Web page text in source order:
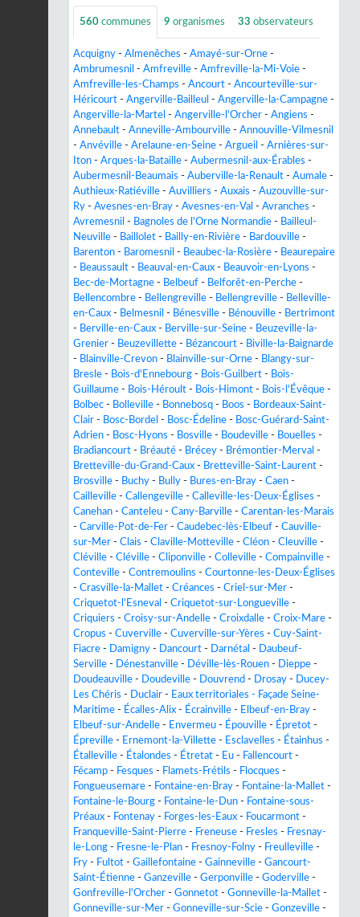
560 communes 9 organismes 33 observateurs
Acquigny - Almenêches - Amayé-sur-Orne -
Ambrumesnil - Amfreville - Amfreville-la-Mi-Voie -
Amfreville-les-Champs - Ancourt - Ancourteville-sur-
Héricourt - Angerville-Bailleul - Angerville-la-Campagne -
Angerville-la-Martel - Angerville-l'Orcher - Angiens -
Annebault - Anneville-Ambourville - Annouville-Vilmesnil
- Anvéville - Arelaune-en-Seine - Argueil - Arnières-sur-
Iton - Arques-la-Bataille - Aubermesnil-aux-Érables -
Aubermesnil-Beaumais - Auberville-la-Renault - Aumale -
Authieux-Ratiéville - Auvilliers - Auxais - Auzouville-sur-
Ry - Avesnes-en-Bray - Avesnes-en-Val - Avranches -
Avremesnil - Bagnoles de l'Orne Normandie - Bailleul-
Neuville - Baillolet - Bailly-en-Rivière - Bardouville -
Barenton - Baromesnil - Beaubec-la-Rosière - Beaurepaire
- Beaussault - Beauval-en-Caux - Beauvoir-en-Lyons -
Bec-de-Mortagne - Belbeuf - Belforêt-en-Perche -
Bellencombre - Bellengreville - Bellengreville - Belleville-
en-Caux - Belmesnil - Bénesville - Bénouville - Bertrimont
- Berville-en-Caux - Berville-sur-Seine - Beuzeville-la-
Grenier - Beuzevillette - Bézancourt - Biville-la-Baignarde
- Blainville-Crevon - Blainville-sur-Orne - Blangy-sur-
Bresle - Bois-d'Ennebourg - Bois-Guilbert - Bois-
Guillaume - Bois-Héroult - Bois-Himont - Bois-l'Évêque -
Bolbec - Bolleville - Bonnebosq - Boos - Bordeaux-Saint-
Clair - Bosc-Bordel - Bosc-Édeline - Bosc-Guérard-Saint-
Adrien - Bosc-Hyons - Bosville - Boudeville - Bouelles -
Bradiancourt - Bréauté - Brécey - Brémontier-Merval -
Bretteville-du-Grand-Caux - Bretteville-Saint-Laurent -
Brosville - Buchy - Bully - Bures-en-Bray - Caen -
Cailleville - Callengeville - Calleville-les-Deux-Églises -
Canehan - Canteleu - Cany-Barville - Carentan-les-Marais
- Carville-Pot-de-Fer - Caudebec-lès-Elbeuf - Cauville-
sur-Mer - Clais - Claville-Motteville - Cléon - Cleuville -
Cléville - Cléville - Cliponville - Colleville - Compainville -
Conteville - Contremoulins - Courtonne-les-Deux-Églises
- Crasville-la-Mallet - Créances - Criel-sur-Mer -
Criquetot-l'Esneval - Criquetot-sur-Longueville -
Criquiers - Croisy-sur-Andelle - Croixdalle - Croix-Mare -
Cropus - Cuverville - Cuverville-sur-Yères - Cuy-Saint-
Fiacre - Damigny - Dancourt - Darnétal -
Daubeuf-
Serville - Dénestanville - Déville-lès-Rouen - Dieppe -
Doudeauville - Doudeville - Douvrend - Drosay -
Ducey-
Les Chéris - Duclair - Eaux territoriales - Façade Seine-
Maritime - Écalles-Alix - Écrainville - Elbeuf-en-Bray -
Elbeuf-sur-Andelle - Envermeu - Épouville - Épretot -
Épreville - Ernemont-la-Villette - Esclavelles - Étainhus -
Étalleville - Étalondes - Étretat - Eu - Fallencourt -
Fécamp - Fesques - Flamets-Frétils - Flocques -
Fongueusemare - Fontaine-en-Bray - Fontaine-la-Mallet -
Fontaine-le-Bourg - Fontaine-le-Dun - Fontaine-sous-
Préaux - Fontenay - Forges-les-Eaux - Foucarmont -
Franqueville-Saint-Pierre - Freneuse - Fresles - Fresnay-
le-Long - Fresne-le-Plan - Fresnoy-Folny - Freulleville -
Fry - Fultot - Gaillefontaine - Gainneville - Gancourt-
Saint-Étienne - Ganzeville - Gerponville - Goderville -
Gonfreville-l'Orcher - Gonnetot - Gonneville-la-Mallet -
Gonneville-sur-Mer - Gonneville-sur-Scie - Gonzeville -